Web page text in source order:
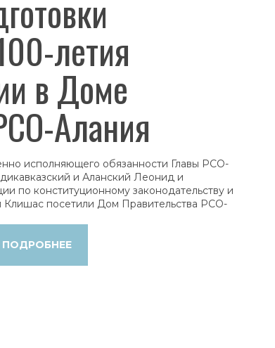
летия
в Доме
Алания
исполняющего обязанности Главы РСО-
и Аланский Леонид и
по конституционному законодательству и
Клишас посетили Дом Правительства РСО-
ПОДРОБНЕЕ